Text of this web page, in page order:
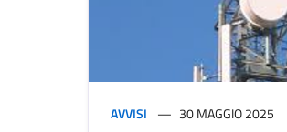
AVVISI 30 MAGGIO 2025